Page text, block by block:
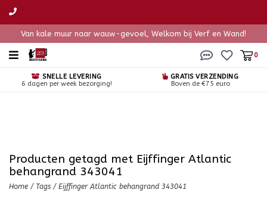
Van kale muur naar wauw-gevoel, Welkom bij Verf en Wand!
0
SNELLE LEVERING
6 dagen per week bezorging!
GRATIS VERZENDING
Boven de €75 euro
Producten getagd met Eijffinger Atlantic
behangrand 343041
Home / Tags / Eijffinger Atlantic behangrand 343041